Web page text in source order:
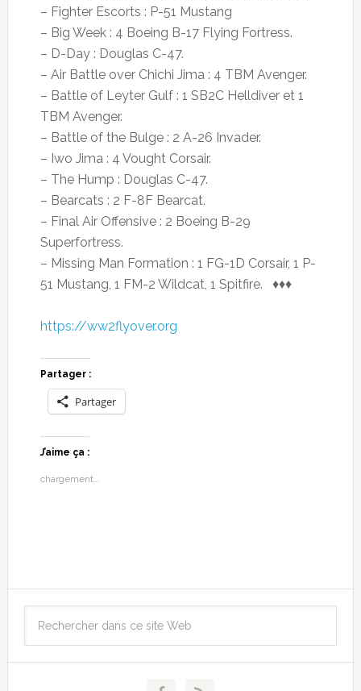
– Fighter Escorts : P-51 Mustang
– Big Week : 4 Boeing B-17 Flying Fortress.
– D-Day : Douglas C-47.
– Air Battle over Chichi Jima : 4 TBM Avenger.
– Battle of Leyter Gulf : 1 SB2C Helldiver et 1
TBM Avenger.
– Battle of the Bulge : 2 A-26 Invader.
– Iwo Jima : 4 Vought Corsair.
– The Hump : Douglas C-47.
– Bearcats : 2 F-8F Bearcat.
– Final Air Offensive : 2 Boeing B-29
Superfortress.
– Missing Man Formation : 1 FG-1D Corsair, 1 P-
51 Mustang, 1 FM-2 Wildcat, 1 Spitfire. ♦♦♦
https://ww2flyover.org
Partager :
Partager
J’aime ça :
chargement…